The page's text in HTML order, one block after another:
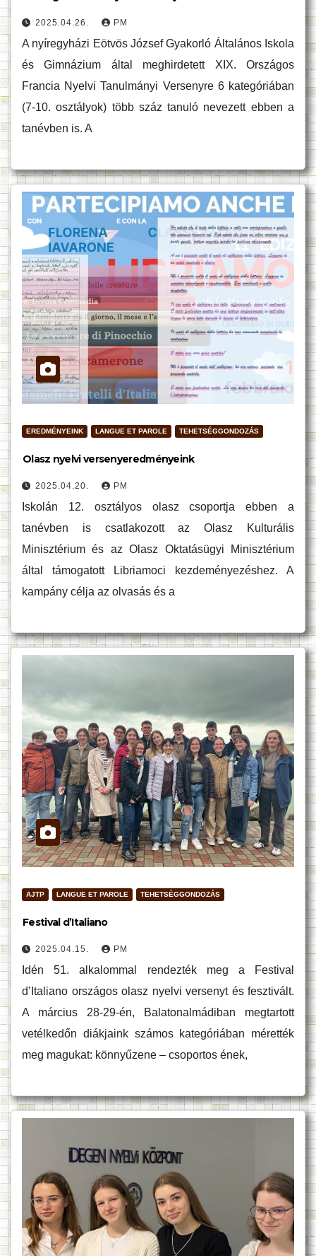
2025.04.26. PM
A nyíregyházi Eötvös József Gyakorló Általános Iskola
és Gimnázium által meghirdetett XIX. Országos
Francia Nyelvi Tanulmányi Versenyre 6 kategóriában
(7-10. osztályok) több száz tanuló nevezett ebben a
tanévben is. A
EREDMÉNYEINK LANGUE ET PAROLE TEHETSÉGGONDOZÁS
Olasz nyelvi versenyeredményeink
2025.04.20. PM
Iskolán 12. osztályos olasz csoportja ebben a
tanévben is csatlakozott az Olasz Kulturális
Minisztérium és az Olasz Oktatásügyi Minisztérium
által támogatott Libriamoci kezdeményezéshez. A
kampány célja az olvasás és a
AJTP LANGUE ET PAROLE TEHETSÉGGONDOZÁS
Festival d’Italiano
2025.04.15. PM
Idén 51. alkalommal rendezték meg a Festival
d’Italiano országos olasz nyelvi versenyt és fesztivált.
A március 28-29-én, Balatonalmádiban megtartott
vetélkedőn diákjaink számos kategóriában mérették
meg magukat: könnyűzene – csoportos ének,